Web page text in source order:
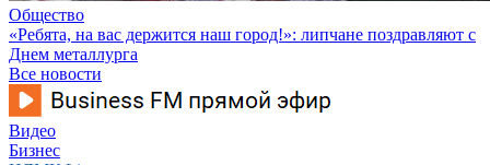
Общество
«Ребята, на вас держится наш город!»: липчане поздравляют с
Днем металлурга
Все новости
Видео
Бизнес